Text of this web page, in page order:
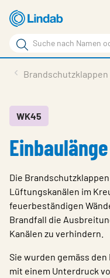
Zum
Hauptinhalt
Suchbegriff
Seite
durchsuchen
Im Fokus
Über Lindab
Downloads
Sprache wählen
Brandschutzklappen
WK45
Die
Lüftungskanälen im
feuerbeständigen
Brandfall die
Kanälen zu verhindern.
Sie wurden gemäss den
mit einem Unterdruck